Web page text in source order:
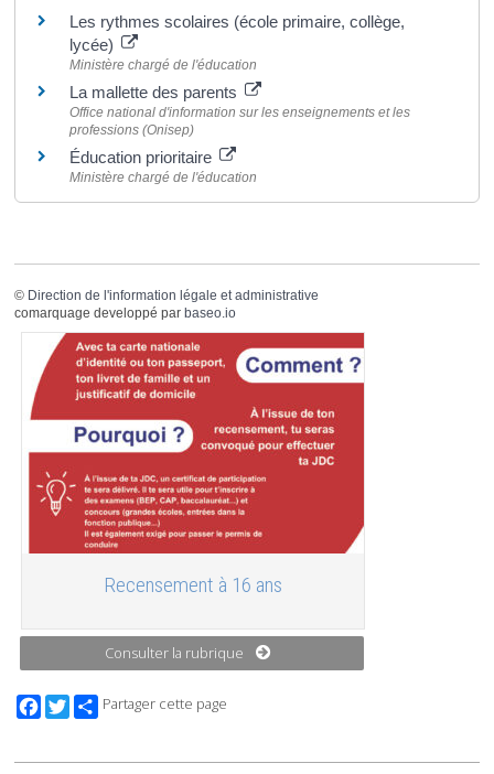
Les rythmes scolaires (école primaire, collège,
lycée)
Ministère chargé de l'éducation
La mallette des parents
Office national d'information sur les enseignements et les
professions (Onisep)
Éducation prioritaire
Ministère chargé de l'éducation
© Direction de l'information légale et administrative
comarquage developpé par baseo.io
Recensement à 16 ans
Consulter la rubrique
FacebookTwitterPartager cette page